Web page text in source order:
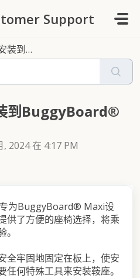
Support
Maxi上？
到BuggyBoard®
2024 在 4:17 PM
为BuggyBoard® Maxi设
供了方便的座椅选择，将乘
全牢固地固定在板上，使安
何特殊工具来安装鞍座。